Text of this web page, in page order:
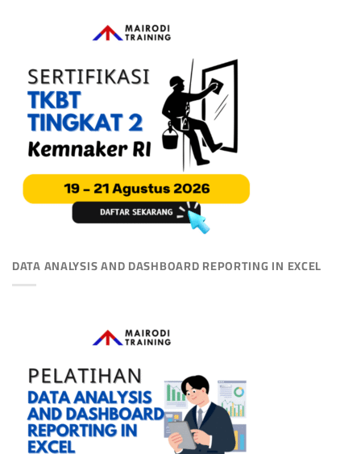
DATA ANALYSIS AND DASHBOARD REPORTING IN EXCEL